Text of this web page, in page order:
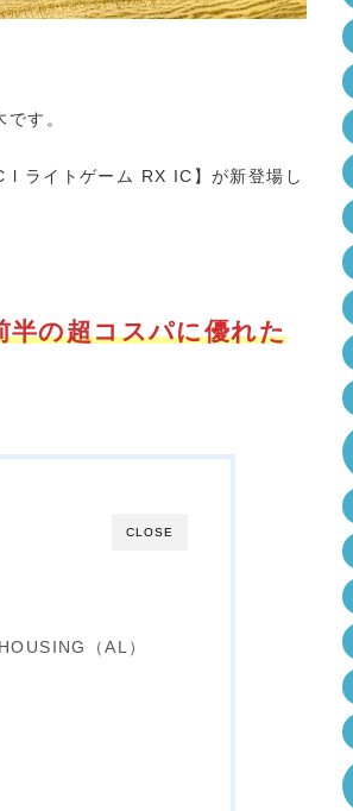
す。
l ライトゲーム RX IC】が新登場し
半の超コスパに優れた
CLOSE
（AL）